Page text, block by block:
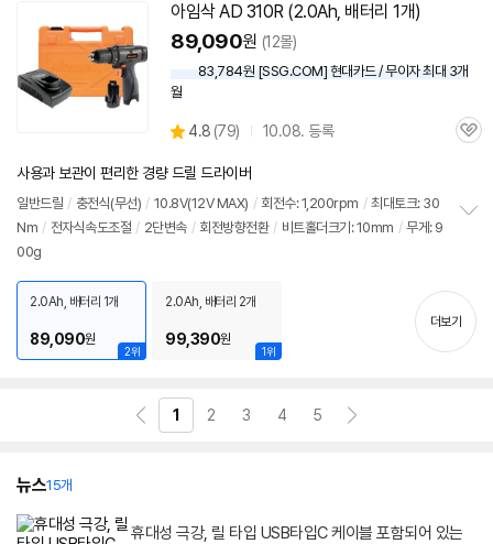
아임삭 AD 310R (2.0Ah, 배터리 1개)
89,090원 (12몰)
83,784원 [SSG.COM] 현대카드 / 무이자 최대 3개
월
별
점
4.8 (상
리
뷰
79) 10.08. 등록
관
사용과 보관이 편리한 경량 드릴 드라이버
일반드릴 / 충전식(무선) / 10.8V(12VMAX) / 회전수: 1,200rpm / 최대토크: 30
Nm / 전자식속도조절 / 2단변속 / 회전방향전환 / 비트홀더크기: 10mm / 무게: 9
00g
기
2위
2.0Ah, 배터리 1개
89,090원
1위
2.0Ah, 배터리 2개
99,390원
더보기
1 2 3 4 5
뉴스15개
휴대성 극강, 릴 타입 USB타입C 케이블 포함되어 있는